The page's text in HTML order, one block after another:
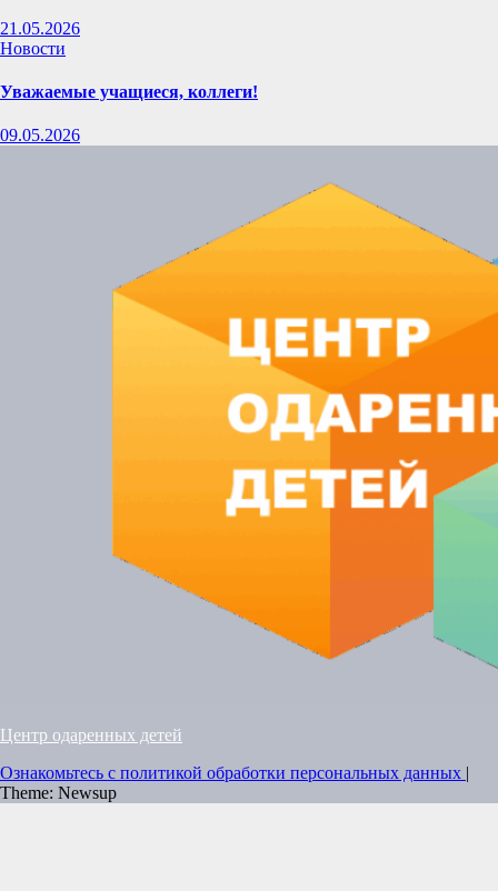
21.05.2026
Новости
Уважаемые учащиеся, коллеги!
09.05.2026
Центр одаренных детей
Ознакомьтесь с политикой обработки персональных данных
Theme: Newsup